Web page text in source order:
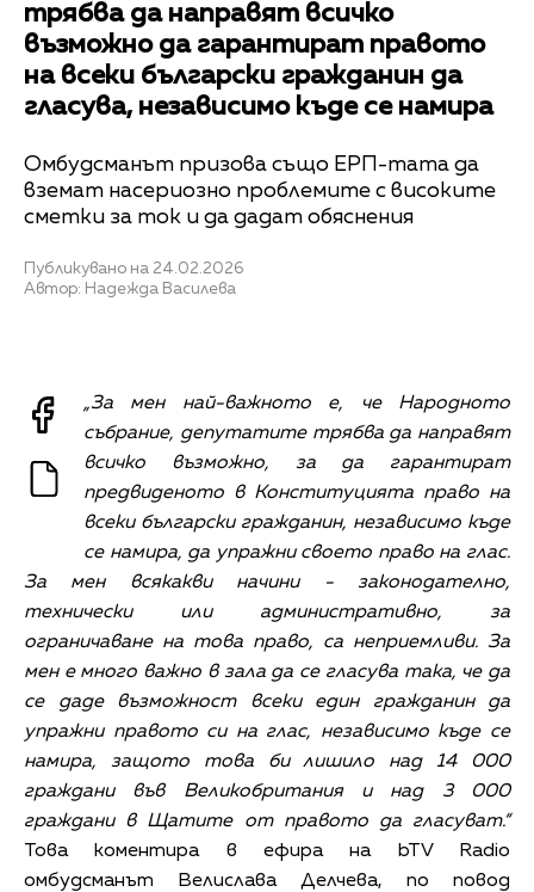
трябва да направят всичко
възможно да гарантират правото
на всеки български гражданин да
гласува, независимо къде се намира
Омбудсманът призова също ЕРП-тата да
вземат насериозно проблемите с високите
сметки за ток и да дадат обяснения
Публикувано на 24.02.2026
Автор: Надежда Василева
„За мен най-важното е, че Народното
събрание, депутатите трябва да направят
всичко възможно, за да гарантират
предвиденото в Конституцията право на
всеки български гражданин, независимо къде
се намира, да упражни своето право на глас.
За мен всякакви начини - законодателно,
технически или административно, за
ограничаване на това право, са неприемливи. За
мен е много важно в зала да се гласува така, че да
се даде възможност всеки един гражданин да
упражни правото си на глас, независимо къде се
намира, защото това би лишило над 14 000
граждани във Великобритания и над 3 000
граждани в Щатите от правото да гласуват.“
Това коментира в ефира на bTV Radio
омбудсманът Велислава Делчева, по повод